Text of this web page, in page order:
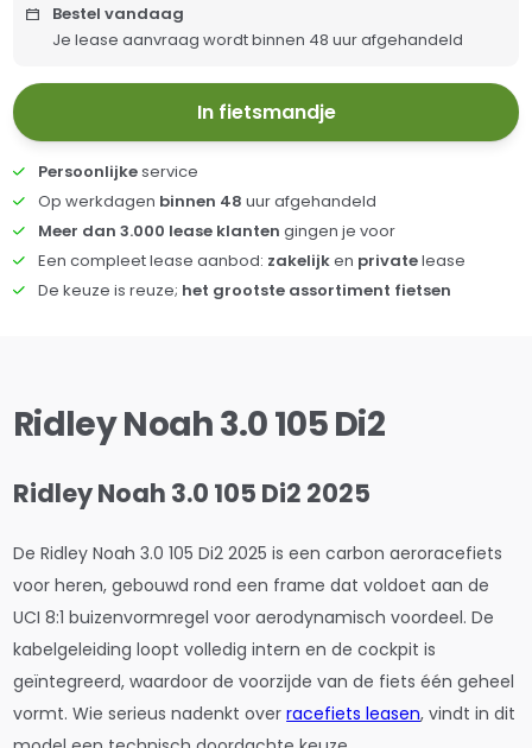
Bestel vandaag
Je lease aanvraag wordt binnen 48 uur afgehandeld
In fietsmandje
Persoonlijkeservice
Op werkdagen binnen 48 uur afgehandeld
Meer dan 3.000 lease klanten gingen je voor
Een compleet lease aanbod: zakelijken privatelease
De keuze is reuze; het grootste assortiment fietsen
Ridley Noah 3.0 105 Di2
Ridley Noah 3.0 105 Di2 2025
De Ridley Noah 3.0 105 Di2 2025 is een carbon aeroracefiets
voor heren, gebouwd rond een frame dat voldoet aan de
UCI 8:1 buizenvormregel voor aerodynamisch voordeel. De
kabelgeleiding loopt volledig intern en de cockpit is
geïntegreerd, waardoor de voorzijde van de fiets één geheel
vormt. Wie serieus nadenkt overracefiets leasen, vindt in dit